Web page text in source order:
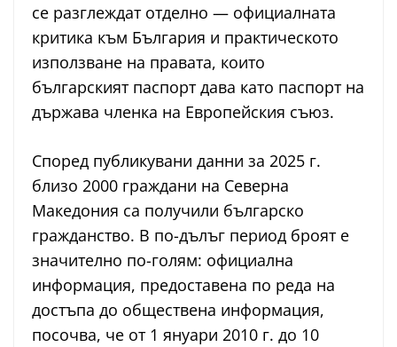
се разглеждат отделно — официалната
критика към България и практическото
използване на правата, които
българският паспорт дава като паспорт на
държава членка на Европейския съюз.
Според публикувани данни за 2025 г.
близо 2000 граждани на Северна
Македония са получили българско
гражданство. В по-дълъг период броят е
значително по-голям: официална
информация, предоставена по реда на
достъпа до обществена информация,
посочва, че от 1 януари 2010 г. до 10